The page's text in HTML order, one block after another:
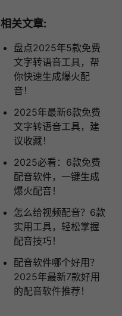
相关文章:
盘点2025年5款免费
文字转语音工具，帮
你快速生成爆火配
音！
2025年最新6款免费
文字转语音工具，建
议收藏！
2025必看：6款免费
配音软件，一键生成
爆火配音！
怎么给视频配音？6款
实用工具，轻松掌握
配音技巧！
配音软件哪个好用？
2025年最新7款好用
的配音软件推荐！